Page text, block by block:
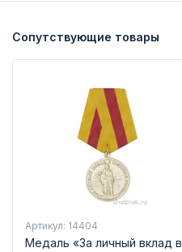
Сопутствующие товары
Артикул: 14404
Медаль «За личный вклад в